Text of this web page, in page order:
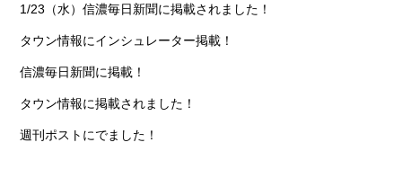
1/23（水）信濃毎日新聞に掲載されました！
タウン情報にインシュレーター掲載！
信濃毎日新聞に掲載！
タウン情報に掲載されました！
週刊ポストにでました！